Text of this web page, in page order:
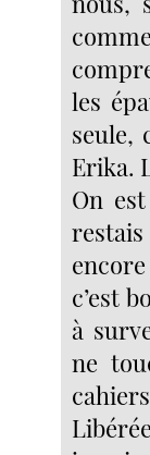
les
seule,
Erika.
On
c’est
à
ne